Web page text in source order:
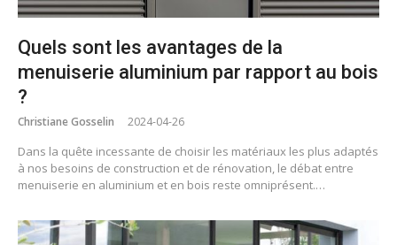
Quels sont les avantages de la
menuiserie aluminium par rapport au bois
?
Christiane Gosselin 2024-04-26
Dans la quête incessante de choisir les matériaux les plus adaptés
à nos besoins de construction et de rénovation, le débat entre
menuiserie en aluminium et en bois reste omniprésent.…